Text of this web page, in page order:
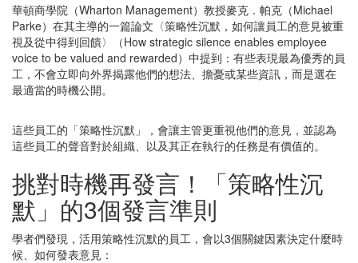
華頓商學院（Wharton Management）教授麥克．帕克（Michael
Parke）在其主導的一篇論文〈策略性沉默，如何讓員工的意見被重
視及從中得到回饋〉（How strategic silence enables employee
voice to be valued and rewarded）中提到：有些表現最為優秀的員
工，不會立即向外界揭露他們的想法、擔憂或某些資訊，而是選在
最適當的時機公開。
這些員工的「策略性沉默」，會讓主管更重視他們的意見，並認為
這些員工的聲音對於組織、以及其正在執行的任務是有價值的。
挑對時機再發言！「策略性沉
默」的3個發言準則
學者們發現，活用策略性沉默的員工，會以3個關鍵因素決定什麼時
候、如何發表意見：